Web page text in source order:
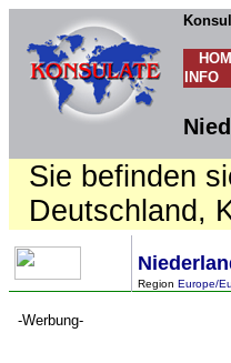
INFO
Sie befinden
Deutschland,
Region Europe/
-Werbung-